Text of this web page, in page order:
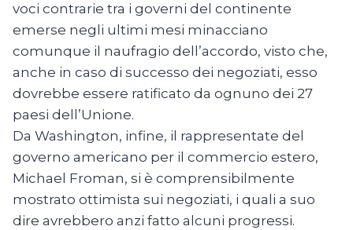
voci contrarie tra i governi del continente
emerse negli ultimi mesi minacciano
comunque il naufragio dell’accordo, visto che,
anche in caso di successo dei negoziati, esso
dovrebbe essere ratificato da ognuno dei 27
paesi dell’Unione.
Da Washington, infine, il rappresentate del
governo americano per il commercio estero,
Michael Froman, si è comprensibilmente
mostrato ottimista sui negoziati, i quali a suo
dire avrebbero anzi fatto alcuni progressi.